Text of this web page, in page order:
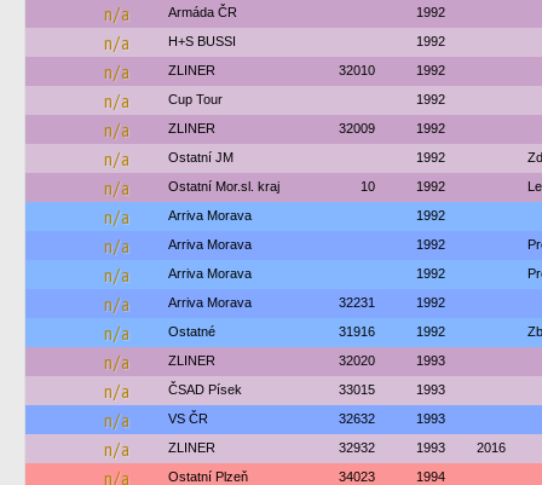
n/a Armáda ČR 1992
n/a H+S BUSSI 1992
n/a ZLINER 32010 1992
n/a Cup Tour 1992
n/a ZLINER 32009 1992
n/a Ostatní JM 1992
n/a Ostatní Mor.sl. kraj 10 1992
n/a Arriva Morava 1992
n/a Arriva Morava 1992
n/a Arriva Morava 1992
n/a Arriva Morava 32231 1992
n/a Ostatné 31916 1992
n/a ZLINER 32020 1993
n/a ČSAD Písek 33015 1993
n/a VS ČR 32632 1993
n/a ZLINER 32932 1993 2016
n/a Ostatní Plzeň 34023 1994